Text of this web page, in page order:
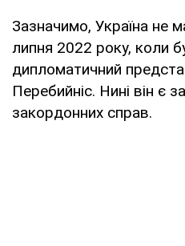
Зазначимо, Україна не
липня 2022 року, коли
дипломатичний
Перебийніс. Нині він є
закордонних справ.